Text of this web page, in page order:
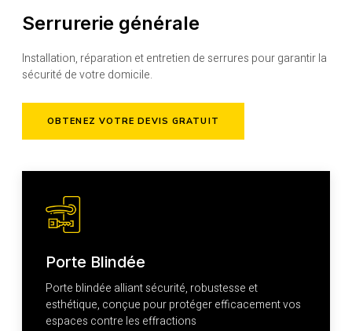
Serrurerie générale
Installation, réparation et entretien de serrures pour garantir la
sécurité de votre domicile.
OBTENEZ VOTRE DEVIS GRATUIT
Porte Blindée
Porte blindée alliant sécurité, robustesse et
esthétique, conçue pour protéger efficacement vos
espaces contre les effractions